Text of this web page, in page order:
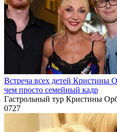
Встреча всех детей Кристины
чем просто семейный кадр
Гастрольный тур Кристины
0727